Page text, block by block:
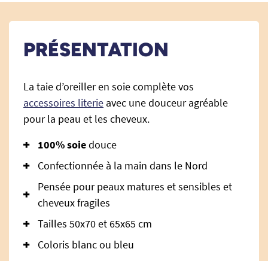
PRÉSENTATION
La taie d’oreiller en soie complète vos
accessoires literie avec une douceur agréable
pour la peau et les cheveux.
100% soiedouce
Confectionnée à la main dans le Nord
Pensée pour peaux matures et sensibles et
cheveux fragiles
Tailles 50x70 et 65x65 cm
Coloris blanc ou bleu